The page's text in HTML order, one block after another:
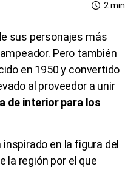
2 min
sus personajes más
Pero también
en 1950 y convertido
al proveedor a unir
de interior para los
en la figura del
la región por el que